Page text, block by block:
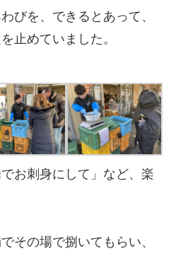
びを、できるとあって、
止めていました。
お刺身にして」など、楽
その場で捌いてもらい、